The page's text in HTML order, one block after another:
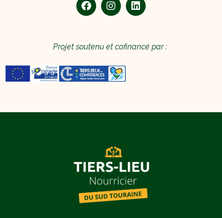
Projet soutenu et cofinancé par :